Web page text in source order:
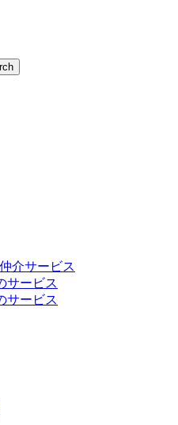
介サービス
サービス
サービス